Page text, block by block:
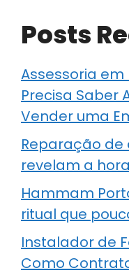
Posts
Assessoria em
Precisa Saber
Vender uma
Reparação de
revelam a
Hammam
ritual que
Instalador de
Como